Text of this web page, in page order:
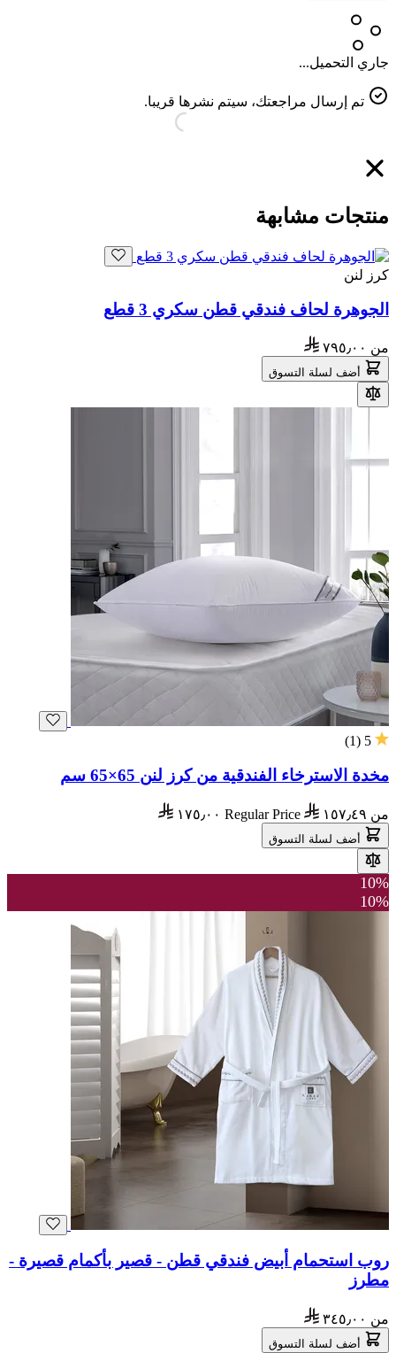
جاري التحميل...
تم إرسال مراجعتك، سيتم نشرها قريبا.
منتجات مشابهة
كرز لنن
الجوهرة لحاف فندقي قطن سكري 3 قطع
من ٧٩٥٫٠٠
أضف لسلة التسوق
5
(
1
)
مخدة الاسترخاء الفندقية من كرز لنن 65×65 سم
من ١٥٧٫٤٩ Regular Price ١٧٥٫٠٠
أضف لسلة التسوق
10%
10%
روب استحمام أبيض فندقي قطن - قصير بأكمام قصيرة -
مطرز
من ٣٤٥٫٠٠
أضف لسلة التسوق